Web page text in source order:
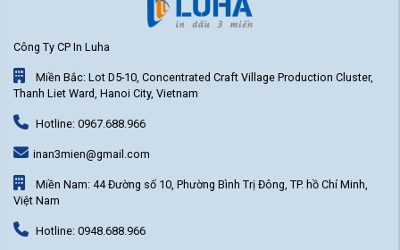
Công Ty CP In Luha
Miền Bắc: Lot D5-10, Concentrated Craft Village Production Cluster,
Thanh Liet Ward, Hanoi City, Vietnam
Hotline: 0967.688.966
inan3mien@gmail.com
Miền Nam: 44 Đường số 10, Phường Bình Trị Đông, TP. hồ Chí Minh,
Việt Nam
Hotline: 0948.688.966